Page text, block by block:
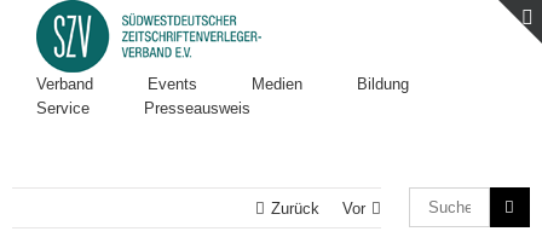
Verband Events Medien
Bildung
Service
Presseausweis
Zurück Vor